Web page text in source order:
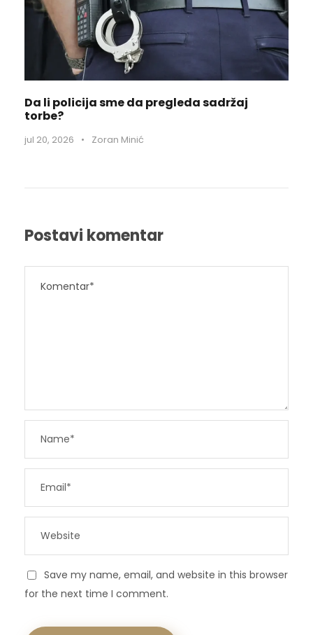
Da li policija sme da pregleda sadržaj
torbe?
jul 20, 2026 • Zoran Minić
Postavi komentar
Save my name, email, and website in this browser
for the next time I comment.